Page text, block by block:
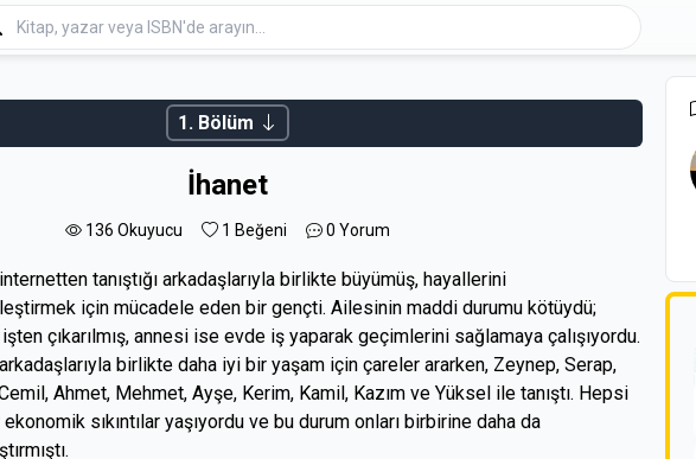
1. Bölüm
İhanet
136 Okuyucu 1 Beğeni 0 Yorum
tanıştığı arkadaşlarıyla birlikte büyümüş, hayallerini
için mücadele eden bir gençti. Ailesinin maddi durumu kötüydü;
işten çıkarılmış, annesi ise evde iş yaparak geçimlerini sağlamaya çalışıyordu.
birlikte daha iyi bir yaşam için çareler ararken, Zeynep, Serap,
Ahmet, Mehmet, Ayşe, Kerim, Kamil, Kazım ve Yüksel ile tanıştı. Hepsi
sıkıntılar yaşıyordu ve bu durum onları birbirine daha da